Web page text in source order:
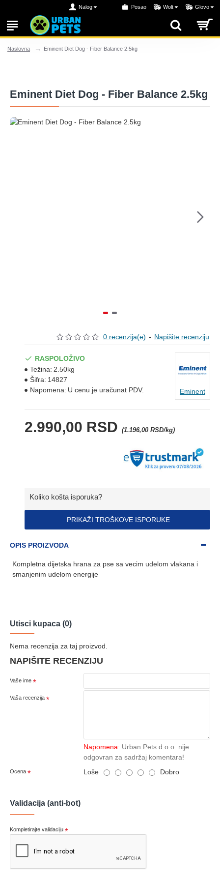
Nalog Posao Wolt Glovo
Naslovna Eminent Diet Dog - Fiber Balance 2.5kg
Eminent Diet Dog - Fiber Balance 2.5kg
0 recenzija(e) - Napišite recenziju
2.990,00 RSD (1.196,00 RSD/kg)
RASPOLOŽIVO
Težina: 2.50kg
Šifra: 14827
Napomena: U cenu je uračunat PDV. Eminent
Koliko košta isporuka?
PRIKAŽI TROŠKOVE ISPORUKE
OPIS PROIZVODA
Kompletna dijetska hrana za pse sa vecim udelom vlakana i
smanjenim udelom energije
Utisci kupaca (0)
Nema recenzija za taj proizvod.
NAPIŠITE RECENZIJU
Vaše ime
Vaša recenzija
Napomena: Urban Pets d.o.o. nije
odgovran za sadržaj komentara!
Ocena Loše Dobro
Validacija (anti-bot)
Kompletirajte validaciju